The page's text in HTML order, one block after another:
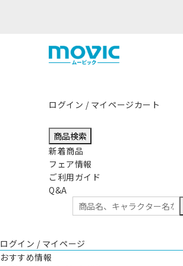
ログイン / マイページカート
商品検索
新着商品
フェア情報
ご利用ガイド
Q&A
ログイン / マイページ
おすすめ情報